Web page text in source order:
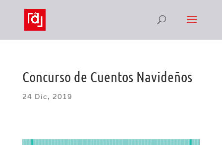
Concurso de Cuentos Navideños
24 Dic, 2019